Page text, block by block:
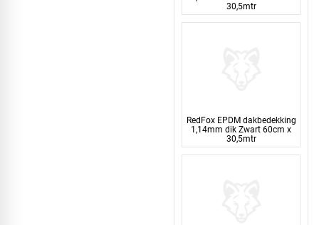
30,5mtr
RedFox EPDM dakbedekking
1,14mm dik Zwart 60cm x
30,5mtr